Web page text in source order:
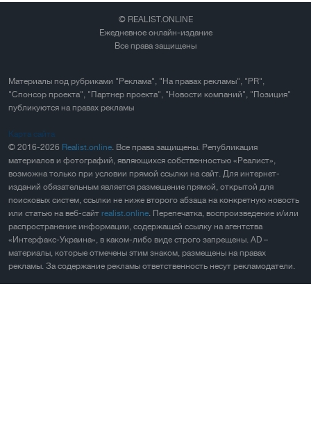
© REALIST.ONLINE
Ежедневное онлайн-издание
Все права защищены
Материалы под рубриками "Реклама", "На правах рекламы", "PR",
"Спонсор проекта", "Партнер проекта", "Новости компаний", "Позиция"
публикуются на правах рекламы
Карта сайта
© 2016-2026 Realist.online. Все права защищены. Републикация
материалов и фотографий, являющихся собственностью «Реалист»,
возможна только при условии прямой ссылки на сайт. Для интернет-
изданий обязательным является размещение прямой, открытой для
поисковых систем, ссылки не ниже второго абзаца на конкретную новость
или статью на веб-сайт realist.online. Перепечатка, воспроизведение и/или
распространение информации, содержащей ссылку на агентства
«Интерфакс-Украина», в каком-либо виде строго запрещены. AD –
материалы, которые отмечены этим знаком, размещены на правах
рекламы. За содержание рекламы ответственность несут рекламодатели.